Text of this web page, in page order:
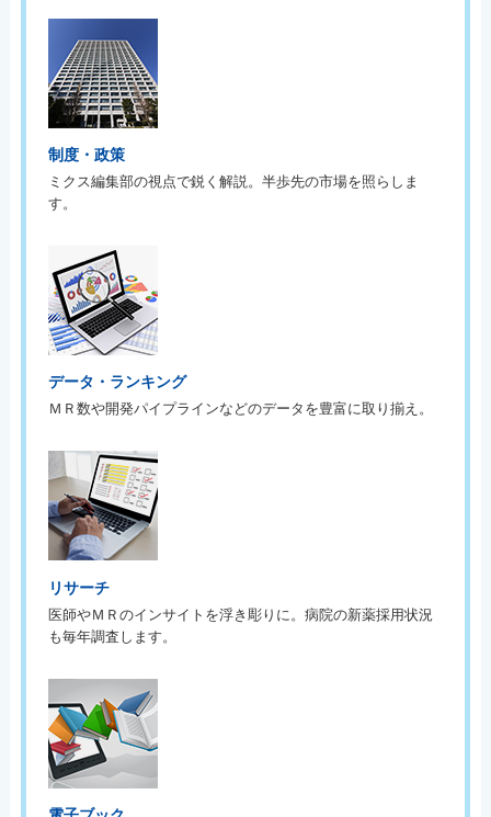
制度・政策
ミクス編集部の視点で鋭く解説。半歩先の市場を照らしま
す。
データ・ランキング
ＭＲ数や開発パイプラインなどのデータを豊富に取り揃え。
リサーチ
医師やＭＲのインサイトを浮き彫りに。病院の新薬採用状況
も毎年調査します。